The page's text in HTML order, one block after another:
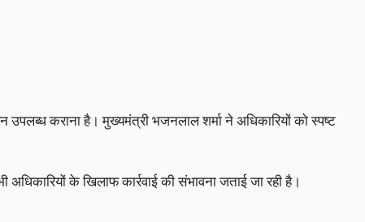
उपलब्ध कराना है। मुख्यमंत्री भजनलाल शर्मा ने अधिकारियों को स्पष्ट
के खिलाफ कार्रवाई की संभावना जताई जा रही है।